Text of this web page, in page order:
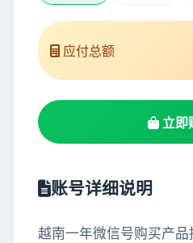
应付总额
立即
账号详细说明
越南一年微信号购买产